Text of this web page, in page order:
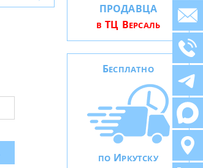
ПРОДАВЦА
В ТЦ ВЕРСАЛЬ
БЕСПЛАТНО
ПО ИРКУТСКУ